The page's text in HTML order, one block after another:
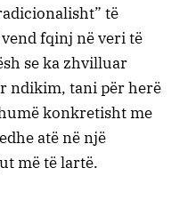
të
fqinj në veri të
se ka zhvilluar
ndikim, tani për herë
konkretisht me
atë në një
më të lartë.